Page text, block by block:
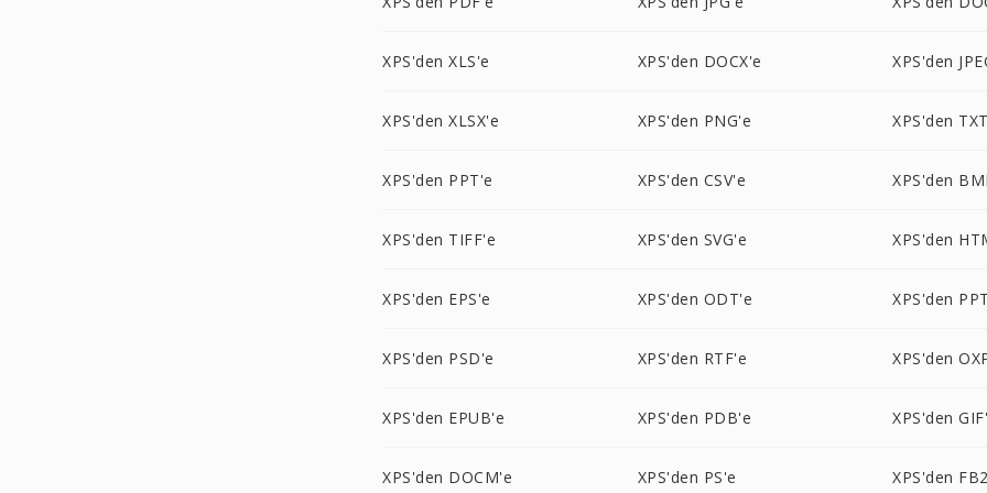
XPS'den XLS'e XPS'den DOCX'e XPS'den
XPS'den XLSX'e XPS'den PNG'e XPS'den
XPS'den PPT'e XPS'den CSV'e XPS'den
XPS'den TIFF'e XPS'den SVG'e XPS'den
XPS'den EPS'e XPS'den ODT'e XPS'den
XPS'den PSD'e XPS'den RTF'e XPS'den
XPS'den EPUB'e XPS'den PDB'e XPS'den
XPS'den DOCM'e XPS'den PS'e XPS'den